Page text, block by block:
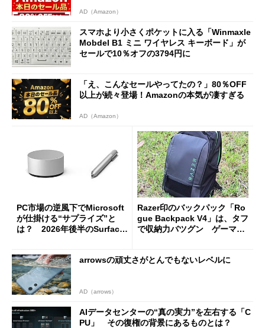
AD（Amazon）
スマホより小さくポケットに入る「Winmaxle
Mobdel B1 ミニ ワイヤレス キーボード」が
セールで10％オフの3794円に
「え、こんなセールやってたの？」80％OFF
以上が続々登場！Amazonの本気が凄すぎる
AD（Amazon）
PC市場の逆風下でMicrosoft
が仕掛ける“サプライズ”と
は？ 2026年後半のSurface
Razer印のバックパック「Ro
gue Backpack V4」は、タフ
で収納力バツグン ゲーマー
arrowsの頑丈さがとんでもないレベルに
AD（arrows）
AIデータセンターの“真の実力”を左右する「C
PU」 その復権の背景にあるものとは？